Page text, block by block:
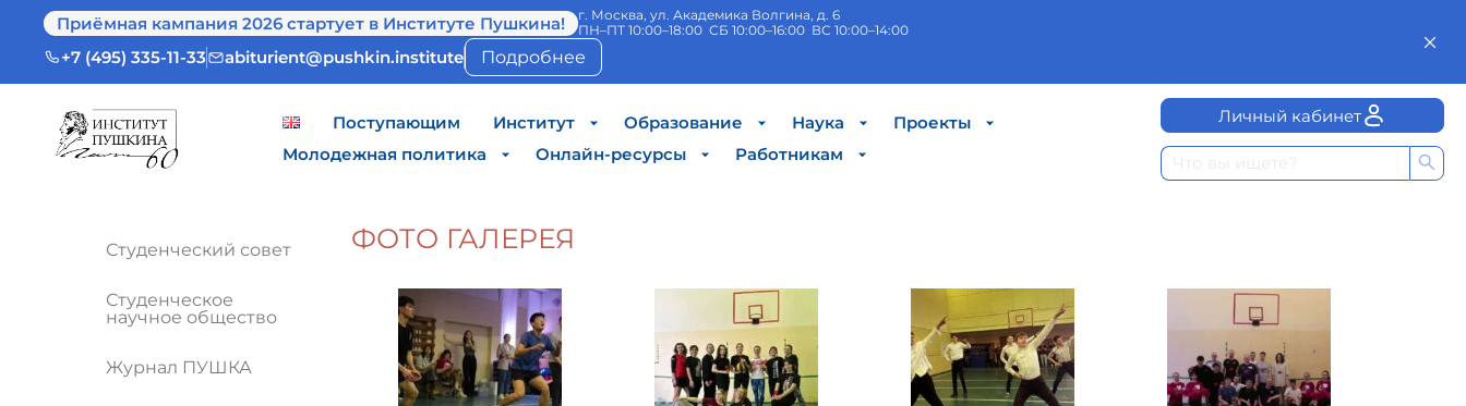
Приёмная кампания 2026 стартует в Институте Пушкина!
г. Москва, ул. Академика Волгина, д. 6
ПН–ПТ 10:00–18:00 СБ 10:00–16:00 ВС 10:00–14:00
+7 (495) 335-11-33 abiturient@pushkin.institute Подробнее
Поступающим Институт Образование Наука
Проекты
Молодежная политика
Онлайн-ресурсы Работникам
Личный кабинет
Студенческий совет
Студенческое
научное общество
Журнал ПУШКА
ФОТО ГАЛЕРЕЯ